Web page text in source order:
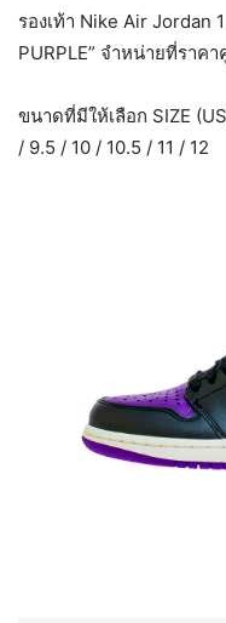
รองเท้า Nike Air Jordan
PURPLE” จำหน่ายที่ราค
ขนาดที่มีให้เลือก SIZE
/ 9.5 / 10 / 10.5 / 11 / 12